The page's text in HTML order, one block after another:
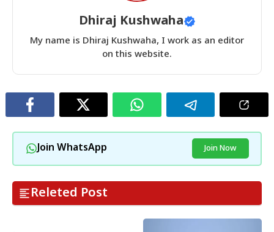
Dhiraj Kushwaha
My name is Dhiraj Kushwaha, I work as an editor
on this website.
Join WhatsApp Join Now
Releted Post